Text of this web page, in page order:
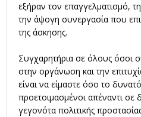
εξήραν τον επαγγελματισμό,
την άψογη συνεργασία που
της άσκησης.
Συγχαρητήρια σε όλους όσοι
στην οργάνωση και την
είναι να είμαστε όσο το
προετοιμασμένοι απέναντι σε
γεγονότα πολιτικής